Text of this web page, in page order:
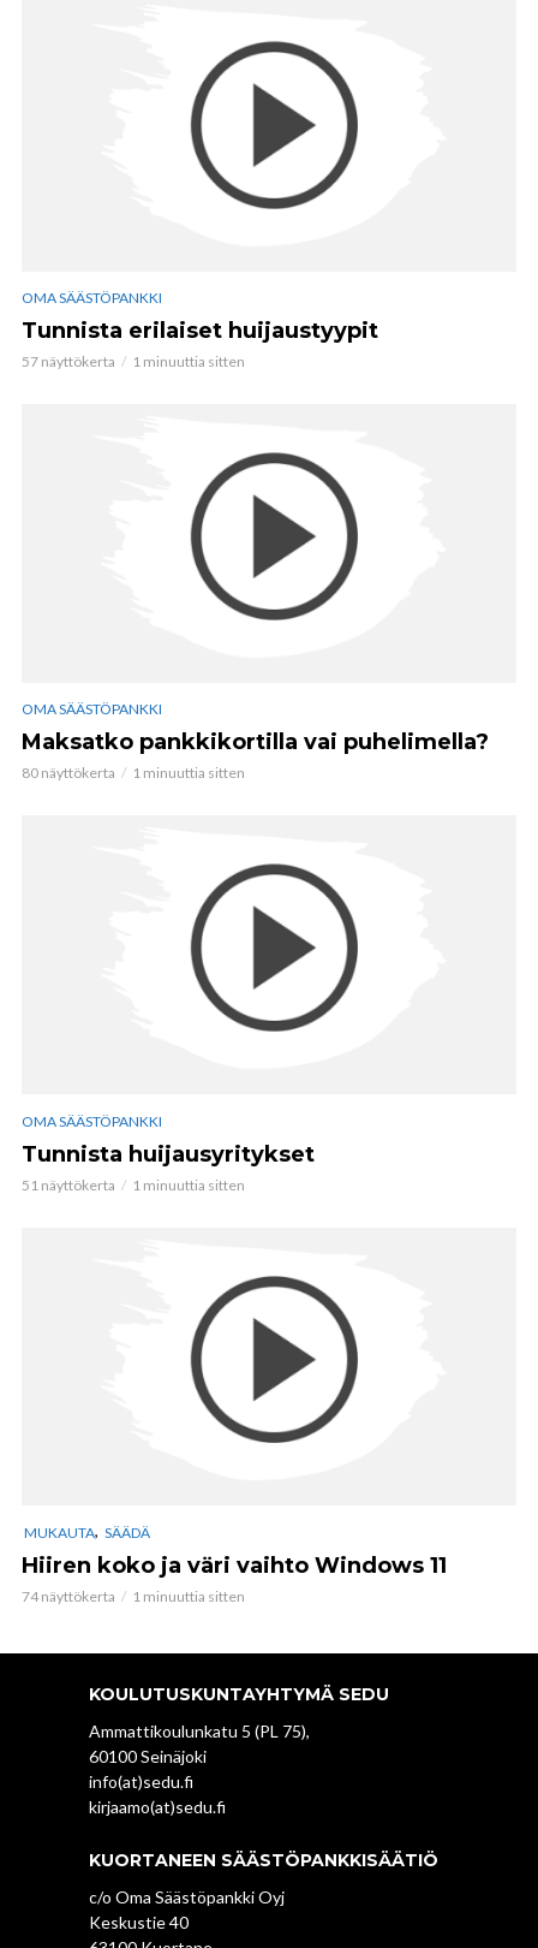
OMA SÄÄSTÖPANKKI
Tunnista erilaiset huijaustyypit
57 näyttökerta 1 minuuttia sitten
OMA SÄÄSTÖPANKKI
Maksatko pankkikortilla vai puhelimella?
80 näyttökerta 1 minuuttia sitten
OMA SÄÄSTÖPANKKI
Tunnista huijausyritykset
51 näyttökerta 1 minuuttia sitten
MUKAUTA, SÄÄDÄ
Hiiren koko ja väri vaihto Windows 11
74 näyttökerta 1 minuuttia sitten
KOULUTUSKUNTAYHTYMÄ SEDU
Ammattikoulunkatu 5 (PL 75),
60100 Seinäjoki
info(at)sedu.fi
kirjaamo(at)sedu.fi
KUORTANEEN SÄÄSTÖPANKKISÄÄTIÖ
c/o Oma Säästöpankki Oyj
Keskustie 40